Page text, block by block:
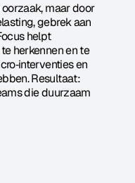
maar door
gebrek aan
helpt
herkennen en te
en
Resultaat:
die duurzaam